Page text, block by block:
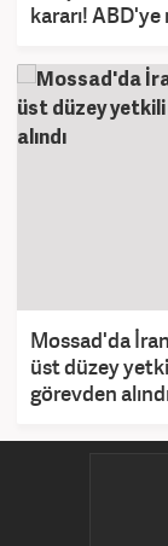
kararı! ABD'ye
devrede
Mossad'da
üst düzey
görevden